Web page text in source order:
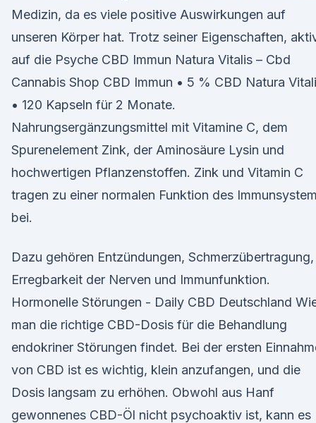
Medizin, da es viele positive Auswirkungen auf
unseren Körper hat. Trotz seiner Eigenschaften,
auf die Psyche CBD Immun Natura Vitalis – Cbd
Cannabis Shop CBD Immun • 5 % CBD Natura
• 120 Kapseln für 2 Monate.
Nahrungsergänzungsmittel mit Vitamine C, dem
Spurenelement Zink, der Aminosäure Lysin und
hochwertigen Pflanzenstoffen. Zink und Vitamin C
tragen zu einer normalen Funktion des
bei.
Dazu gehören Entzündungen, Schmerzübertragung,
Erregbarkeit der Nerven und Immunfunktion.
Hormonelle Störungen - Daily CBD Deutschland
man die richtige CBD-Dosis für die Behandlung
endokriner Störungen findet. Bei der ersten
von CBD ist es wichtig, klein anzufangen, und die
Dosis langsam zu erhöhen. Obwohl aus Hanf
gewonnenes CBD-Öl nicht psychoaktiv ist, kann es